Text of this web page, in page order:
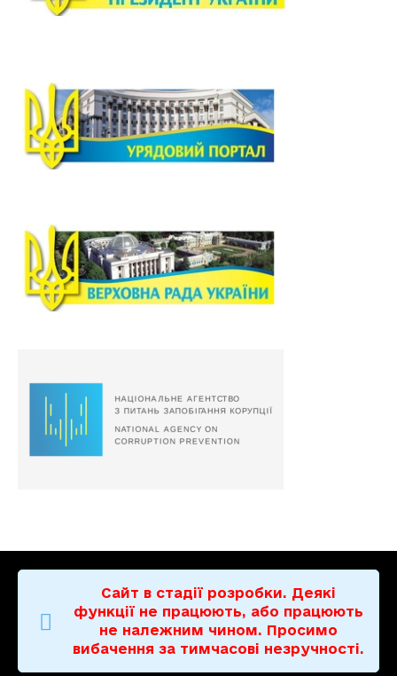
Сайт в стадії розробки. Деякі
функції не працюють, або працюють
не належним чином. Просимо
вибачення за тимчасові незручності.